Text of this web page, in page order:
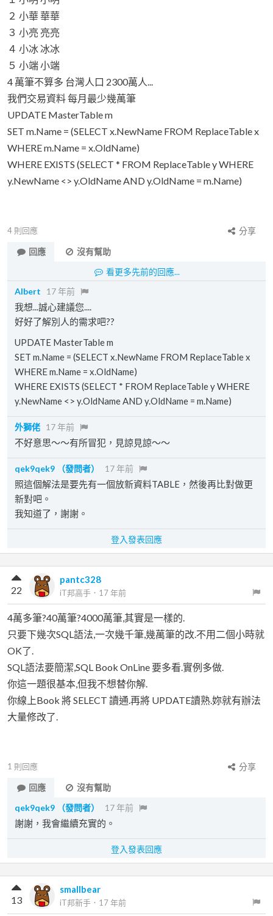
２ 小華 華華
３ 小亮 亮亮
４ 小冰 冰冰
５ 小端 小端
4 萬筆不算多 台灣人口 2300萬人...
我們交易資料 每月最少幾萬筆
UPDATE MasterTable m
SET m.Name = (SELECT x.NewName FROM ReplaceTable x
WHERE m.Name = x.OldName)
WHERE EXISTS (SELECT * FROM ReplaceTable y WHERE
y.NewName <> y.OldName AND y.OldName = m.Name)
4 則回應
分享
回應
沒有幫助
看更多先前的回應...
Albert
17 年前
我想...誠心建議您....
好好了解別人的需求吧??
UPDATE MasterTable m
SET m.Name = (SELECT x.NewName FROM ReplaceTable x
WHERE m.Name = x.OldName)
WHERE EXISTS (SELECT * FROM ReplaceTable y WHERE
y.NewName <> y.OldName AND y.OldName = m.Name)
外獅佬 17 年前
不好意思～～有所冒犯，見諒見諒～～
qek9qek9 （發問者） 17 年前
照這個解法是要先有一個放新資料TABLE，然後再比對做更
新對吧。
我知道了，謝謝。
登入發表回應
pantc328
iT邦高手 ． 17 年前
22
4萬多筆?40萬筆?4000萬筆,其實是一樣的.
只要下幾次SQL語法,一次幾千筆,幾萬筆的改.不用二個小時就
OK了.
SQL語法要簡潔,SQL Book OnLine 要多看.實例多做.
你這一題很基本,但我不想替你解.
你線上Book 將 SELECT 讀通.再將 UPDATE讀熟.妳就有辦法
大量修改了.
1 則回應
分享
回應
沒有幫助
qek9qek9
（發問者） 17 年前
謝謝，我會繼續充實的。
登入發表回應
smallbear
iT邦新手 ． 17 年前
13